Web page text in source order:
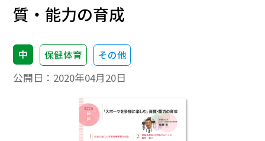
質・能力の育成
中 保健体育 その他
公開日： 2020年04月20日